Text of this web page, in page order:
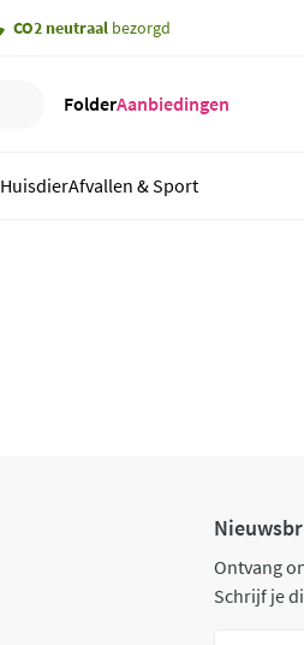
CO2 neutraal bezorgd
FolderAanbiedingen
HuisdierAfvallen & Sport
Ontvang
Schrijf je